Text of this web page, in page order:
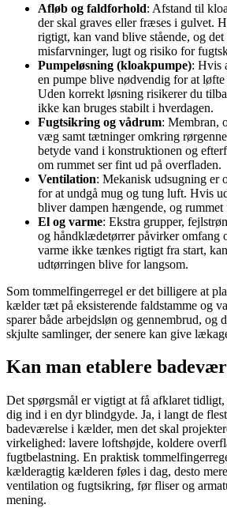
Afløb og faldforhold: Afstand til
der skal graves eller fræses i gulvet.
rigtigt, kan vand blive stående, og
misfarvninger, lugt og risiko for
Pumpeløsning (kloakpumpe): Hvis
en pumpe blive nødvendig for at
Uden korrekt løsning risikerer du
ikke kan bruges stabilt i hverdagen.
Fugtsikring og vådrum: Membran,
væg samt tætninger omkring
betyde vand i konstruktionen og
om rummet ser fint ud på overfladen.
Ventilation: Mekanisk udsugning er
for at undgå mug og tung luft. Hvis
bliver dampen hængende, og
El og varme: Ekstra grupper,
og håndklædetørrer påvirker omfang
varme ikke tænkes rigtigt fra start,
udtørringen blive for langsom.
Som tommelfingerregel er det billigere at
kælder tæt på eksisterende faldstamme og
sparer både arbejdsløn og gennembrud, og
skjulte samlinger, der senere kan give
Kan man etablere
Det spørgsmål er vigtigt at få afklaret
dig ind i en dyr blindgyde. Ja, i langt de
badeværelse i kælder, men det skal
virkelighed: lavere loftshøjde, koldere
fugtbelastning. En praktisk
kælderagtig kælderen føles i dag, desto
ventilation og fugtsikring, før fliser og
mening.